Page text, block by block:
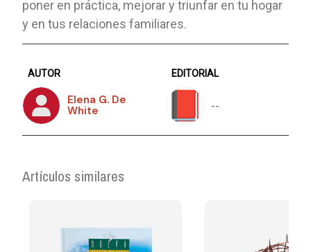
poner en práctica, mejorar y triunfar en tu hogar
y en tus relaciones familiares.
AUTOR
Elena G. De
White
EDITORIAL
--
Artículos similares